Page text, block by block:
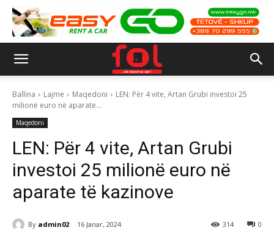
Ballina Lajme Maqedoni
LEN: Për 4 vite, Artan Grubi investoi 25
milionë euro në aparate...
Maqedoni
LEN: Për 4 vite, Artan Grubi
investoi 25 milionë euro në
aparate të kazinove
By admin02 16 Janar, 2024 0
314